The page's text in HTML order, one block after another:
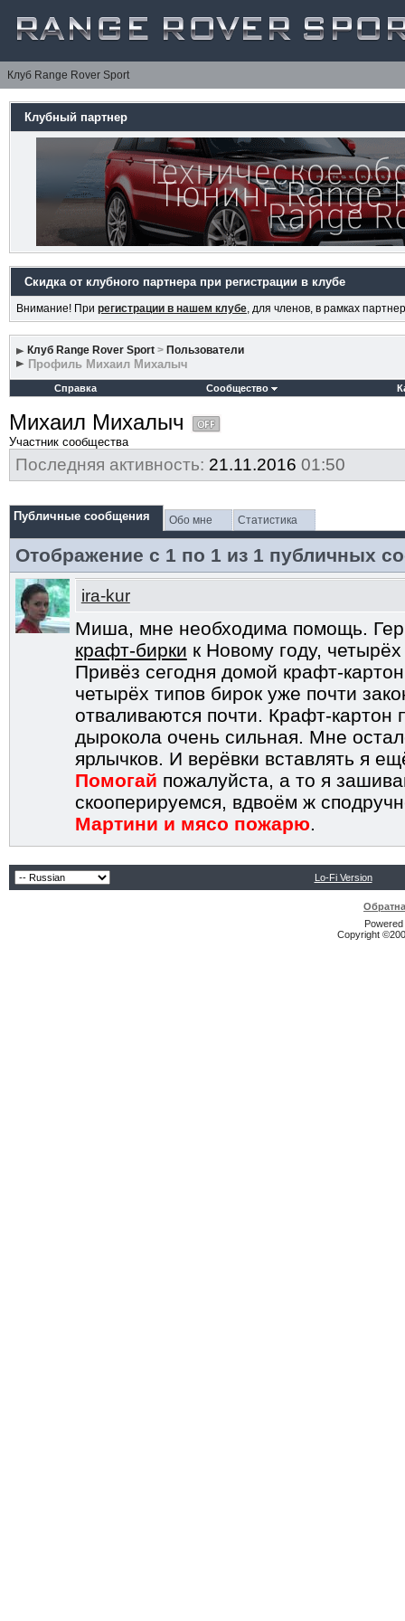
Клуб Range Rover Sport
Клубный партнер
Скидка от клубного партнера при регистрации в клубе
Внимание! При регистрации в нашем клубе, для членов, в рамках
Клуб Range Rover Sport > Пользователи
Профиль Михаил Михалыч
Справка Сообщество
Михаил Михалыч
Участник сообщества
Последняя активность: 21.11.2016 01:50
Публичные сообщения Обо мне Статистика
Отображение с 1 по 1 из 1 публичных
ira-kur
Миша, мне необходима помощь.
крафт-бирки к Новому году,
Привёз сегодня домой крафт-
четырёх типов бирок уже почти
отваливаются почти. Крафт-картон
дырокола очень сильная. Мне
ярлычков. И верёвки вставлять я
Помогай пожалуйста, а то я
скооперируемся, вдвоём ж
Мартини и мясо пожарю.
Lo-Fi Version
Copyright